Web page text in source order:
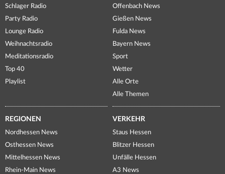
Schlager Radio
Party Radio
Lounge Radio
Weihnachtsradio
Meditationsradio
Top 40
Playlist
Offenbach News
Gießen News
Fulda News
Bayern News
Sport
Wetter
Alle Orte
Alle Themen
REGIONEN
Nordhessen News
Osthessen News
Mittelhessen News
Rhein-Main News
VERKEHR
Staus Hessen
Blitzer Hessen
Unfälle Hessen
A3 News